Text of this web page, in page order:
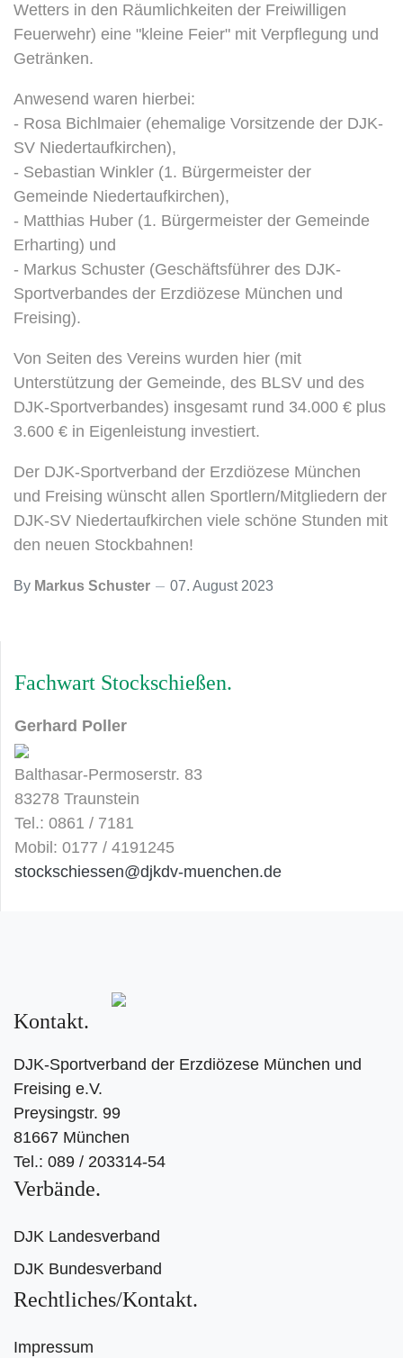
Wetters in den Räumlichkeiten der Freiwilligen
Feuerwehr) eine "kleine Feier" mit Verpflegung und
Getränken.
Anwesend waren hierbei:
- Rosa Bichlmaier (ehemalige Vorsitzende der DJK-
SV Niedertaufkirchen),
- Sebastian Winkler (1. Bürgermeister der
Gemeinde Niedertaufkirchen),
- Matthias Huber (1. Bürgermeister der Gemeinde
Erharting) und
- Markus Schuster (Geschäftsführer des DJK-
Sportverbandes der Erzdiözese München und
Freising).
Von Seiten des Vereins wurden hier (mit
Unterstützung der Gemeinde, des BLSV und des
DJK-Sportverbandes) insgesamt rund 34.000 € plus
3.600 € in Eigenleistung investiert.
Der DJK-Sportverband der Erzdiözese München
und Freising wünscht allen Sportlern/Mitgliedern der
DJK-SV Niedertaufkirchen viele schöne Stunden mit
den neuen Stockbahnen!
By Markus Schuster 07. August 2023
Fachwart Stockschießen
Gerhard Poller
Balthasar-Permoserstr. 83
83278 Traunstein
Tel.: 0861 / 7181
Mobil: 0177 / 4191245
stockschiessen@djkdv-muenchen.de
Kontakt
DJK-Sportverband der Erzdiözese München und
Freising e.V.
Preysingstr. 99
81667 München
Tel.: 089 / 203314-54
Verbände
DJK Landesverband
DJK Bundesverband
Rechtliches/Kontakt
Impressum